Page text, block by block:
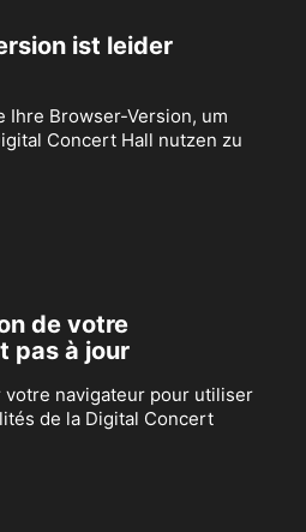
ist leider
Ihre Browser-Version, um
Concert Hall nutzen zu
de votre
pas à jour
navigateur pour utiliser
de la Digital Concert